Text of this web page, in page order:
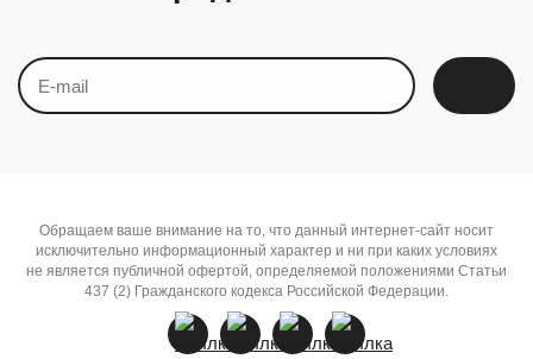
Обращаем ваше внимание на то, что данный интернет-сайт носит
исключительно информационный характер и ни при каких условиях
не является публичной офертой, определяемой положениями Статьи
437 (2) Гражданского кодекса Российской Федерации.